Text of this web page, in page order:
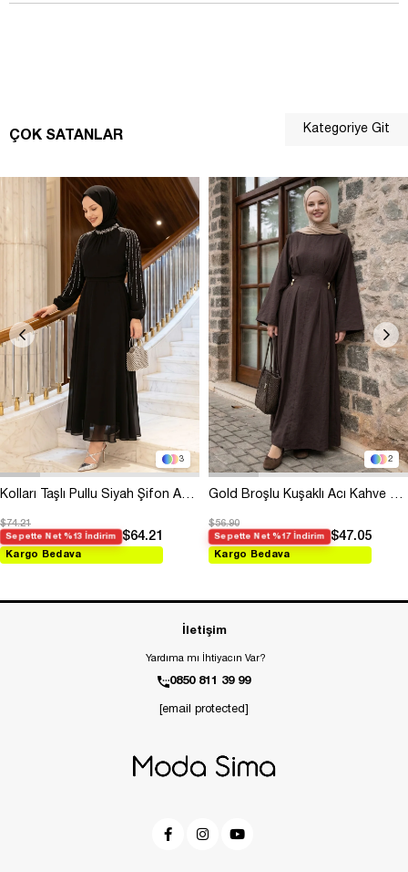
ÇOK SATANLAR
3
Kolları Taşlı Pullu Siyah Şifon Abiye
$74.21
Sepette Net %13 İndirim $64.21
Kargo Bedava
2
Gold Broşlu Kuşaklı Acı Kahve Modal Elbise
$56.90
Sepette Net %17 İndirim $47.05
Kargo Bedava
Kategoriye Git
İletişim
Yardıma mı İhtiyacın Var?
0850 811 39 99
[email protected]